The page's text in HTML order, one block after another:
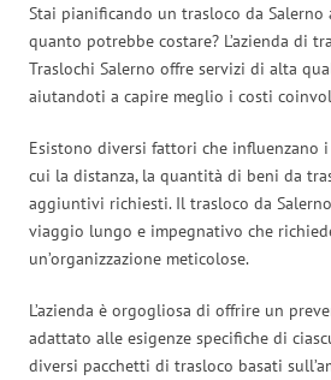
Stai pianificando un trasloco da
quanto potrebbe costare? L’azienda di
Traslochi Salerno offre servizi di alta
aiutandoti a capire meglio i costi
Esistono diversi fattori che influenzano
cui la distanza, la quantità di beni da
aggiuntivi richiesti. Il trasloco da
viaggio lungo e impegnativo che
un’organizzazione meticolose.
L’azienda è orgogliosa di offrire un
adattato alle esigenze specifiche di
diversi pacchetti di trasloco basati